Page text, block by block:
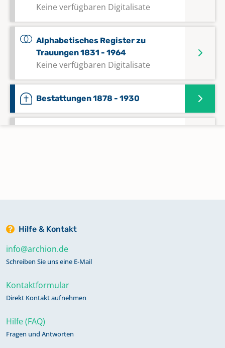
Keine verfügbaren Digitalisate
Alphabetisches Register zu
Trauungen 1831 - 1964
Keine verfügbaren Digitalisate
Bestattungen 1878 - 1930
Keine verfügbaren Digitalisate
Kommunikanten 1689 - 1699
Keine verfügbaren Digitalisate
Kommunikanten 1854 - 1867
Keine verfügbaren Digitalisate
Kommunikanten 1868 - 1891
Keine verfügbaren Digitalisate
Hilfe & Kontakt
info@archion.de
Schreiben Sie uns eine E-Mail
Kontaktformular
Direkt Kontakt aufnehmen
Hilfe (FAQ)
Fragen und Antworten